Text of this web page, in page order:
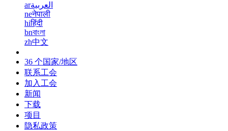
arالعربية
neनेपाली
hiहिंदी
bnবাংলা
zh中文
36 个国家/地区
联系工会
加入工会
新闻
下载
项目
隐私政策